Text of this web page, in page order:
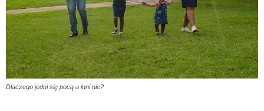
Dlaczego jedni się pocą a inni nie?